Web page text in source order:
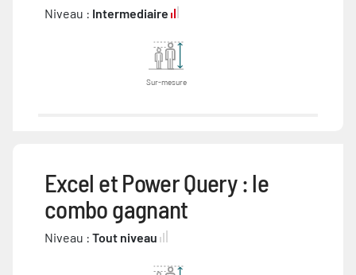
Niveau : Intermediaire
Sur-mesure
Excel et Power Query : le
combo gagnant
Niveau : Tout niveau